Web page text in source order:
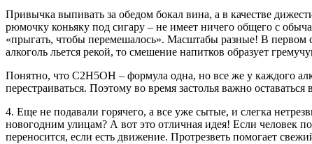
Привычка выпивать за обедом бокал вина, а в качестве
рюмочку коньяку под сигару – не имеет ничего общего с
«прыгать, чтобы перемешалось». Масштабы разные! В первом
алкоголь льется рекой, то смешение напитков образует
Понятно, что C2H5OH – формула одна, но все же у каждого
перестраиваться. Поэтому во время застолья важно
4. Еще не подавали горячего, а все уже сытые, и слегка
новогодним улицам? А вот это отличная идея! Если человек
переносится, если есть движение. Протрезветь помогает